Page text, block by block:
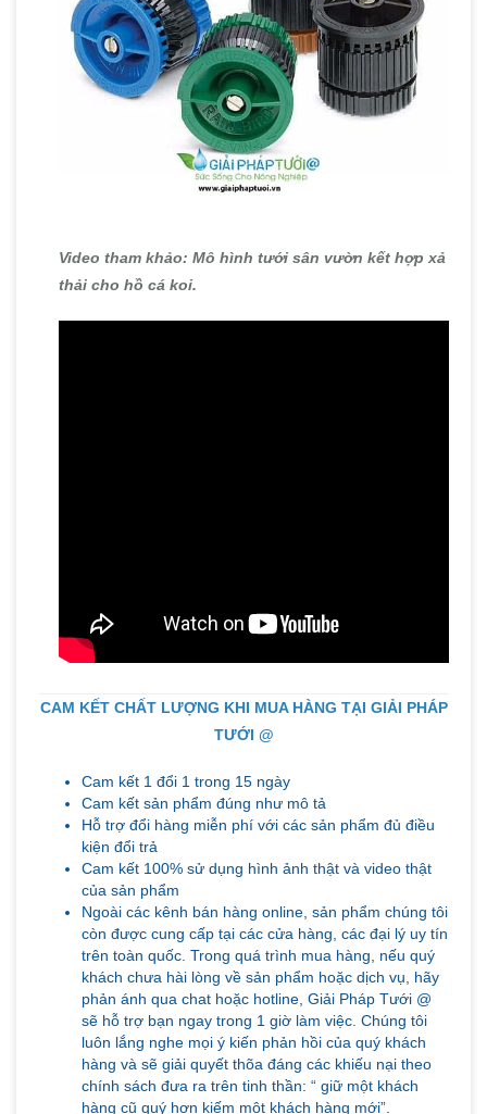
Video tham khảo: Mô hình tưới sân vườn kết hợp xả
thải cho hồ cá koi.
CAM KẾT CHẤT LƯỢNG KHI MUA HÀNG TẠI GIẢI PHÁP
TƯỚI @
Cam kết 1 đổi 1 trong 15 ngày
Cam kết sản phẩm đúng như mô tả
Hỗ trợ đổi hàng miễn phí với các sản phẩm đủ điều
kiện đổi trả
Cam kết 100% sử dụng hình ảnh thật và video thật
của sản phẩm
Ngoài các kênh bán hàng online, sản phẩm chúng tôi
còn được cung cấp tại các cửa hàng, các đại lý uy tín
trên toàn quốc. Trong quá trình mua hàng, nếu quý
khách chưa hài lòng về sản phẩm hoặc dịch vụ, hãy
phản ánh qua chat hoặc hotline, Giải Pháp Tưới @
sẽ hỗ trợ bạn ngay trong 1 giờ làm việc. Chúng tôi
luôn lắng nghe mọi ý kiến phản hồi của quý khách
hàng và sẽ giải quyết thõa đáng các khiếu nại theo
chính sách đưa ra trên tinh thần: “ giữ một khách
hàng cũ quý hơn kiếm một khách hàng mới”.